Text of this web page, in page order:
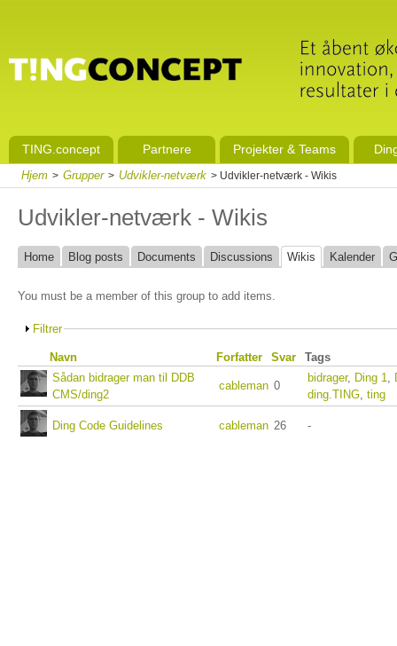
TING.concept Partnere Projekter & Teams
Hjem > Grupper > Udvikler-netværk > Udvikler-netværk - Wikis
Udvikler-netværk - Wikis
Home Blog posts Documents Discussions Wikis Kalender
You must be a member of this group to add items.
Filtrer
Navn Forfatter Svar
Tags
Sådan bidrager man til DDB
CMS/ding2
cableman 0
bidrager, Ding 1
ding.TING ting
Ding Code Guidelines cableman 26 -